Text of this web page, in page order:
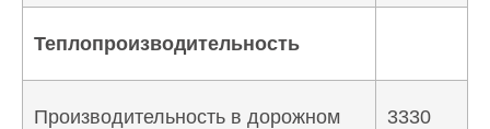
Теплопроизводительность
Производительность в дорожном
3330